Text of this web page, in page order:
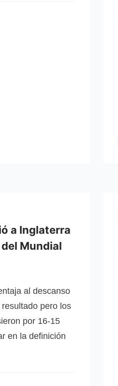
a Inglaterra
Mundial
al descanso
pero los
por 16-15
en la definición